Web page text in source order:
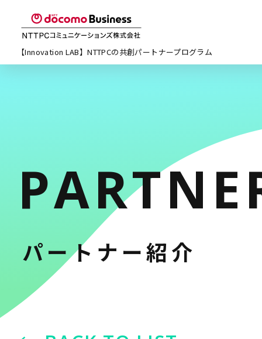
【Innovation LAB】NTTPCの共創パートナープログラム
パートナー紹介